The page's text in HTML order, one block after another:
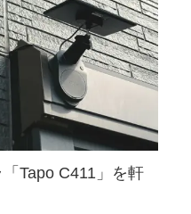
Tapo C411」を軒